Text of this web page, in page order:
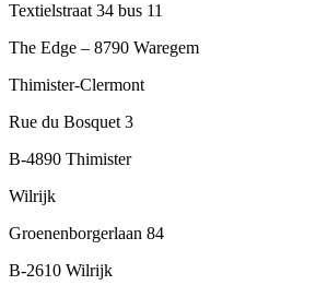
Textielstraat 34 bus 11
The Edge – 8790 Waregem
Thimister-Clermont
Rue du Bosquet 3
B-4890 Thimister
Wilrijk
Groenenborgerlaan 84
B-2610 Wilrijk